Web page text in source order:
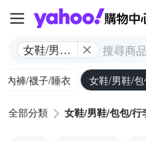
女鞋/男鞋/
箱
/內褲/襪子/睡衣 女鞋/男鞋/
全部分類 女鞋/男鞋/包包/行